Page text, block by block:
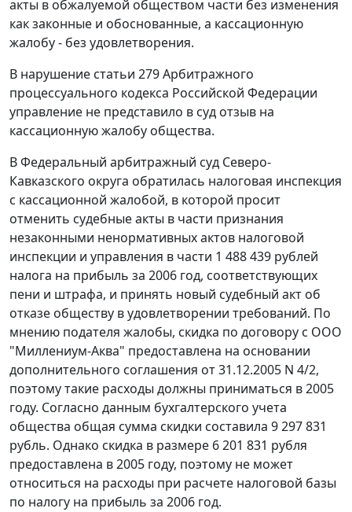
акты в обжалуемой обществом части без изменения
как законные и обоснованные, а кассационную
жалобу - без удовлетворения.
В нарушение статьи 279Арбитражного
процессуального кодекса Российской Федерации
управление не представило в суд отзыв на
кассационную жалобу общества.
В Федеральный арбитражный суд Северо-
Кавказского округа обратилась налоговая инспекция
с кассационной жалобой, в которой просит
отменить судебные акты в части признания
незаконными ненормативных актов налоговой
инспекции и управления в части 1 488 439 рублей
налога на прибыль за 2006 год, соответствующих
пени и штрафа, и принять новый судебный акт об
отказе обществу в удовлетворении требований. По
мнению подателя жалобы, скидка по договору с ООО
"Миллениум-Аква" предоставлена на основании
дополнительного соглашения от 31.12.2005 N 4/2,
поэтому такие расходы должны приниматься в 2005
году. Согласно данным бухгалтерского учета
общества общая сумма скидки составила 9 297 831
рубль. Однако скидка в размере 6 201 831 рубля
предоставлена в 2005 году, поэтому не может
относиться на расходы при расчете налоговой базы
по налогу на прибыль за 2006 год.